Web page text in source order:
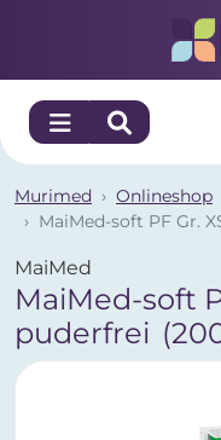
Murimed Onlineshop
MaiMed-soft PF Gr.
MaiMed
MaiMed-soft
puderfrei